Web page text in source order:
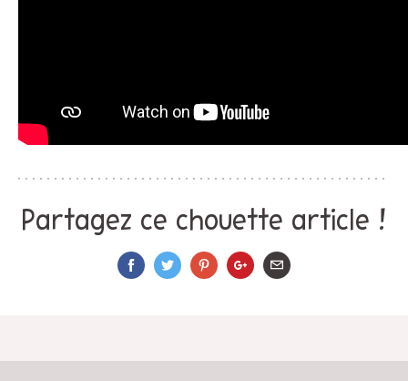
Partagez ce chouette article !